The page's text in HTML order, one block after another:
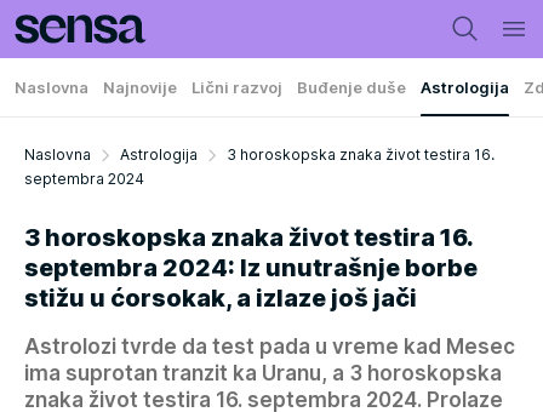
Naslovna Najnovije Lični razvoj Buđenje duše Astrologija
Naslovna Astrologija
3 horoskopska znaka život testira 16.
septembra 2024
3 horoskopska znaka život testira 16.
septembra 2024: Iz unutrašnje borbe
stižu u ćorsokak, a izlaze još jači
Astrolozi tvrde da test pada u vreme kad Mesec
ima suprotan tranzit ka Uranu, a 3 horoskopska
znaka život testira 16. septembra 2024. Prolaze